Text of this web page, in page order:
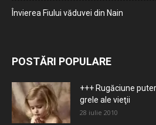
Învierea Fiului văduvei din Nain
POSTĂRI POPULARE
+++ Rugăciune
grele ale vieţii
28 iulie 2010